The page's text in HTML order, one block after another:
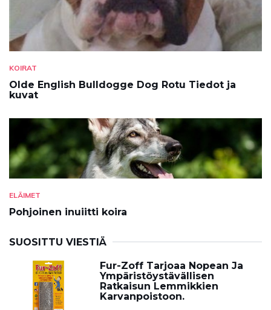
KOIRAT
Olde English Bulldogge Dog Rotu Tiedot ja
kuvat
ELÄIMET
Pohjoinen inuiitti koira
SUOSITTU VIESTIÄ
Fur-Zoff Tarjoaa Nopean Ja
Ympäristöystävällisen
Ratkaisun Lemmikkien
Karvanpoistoon.